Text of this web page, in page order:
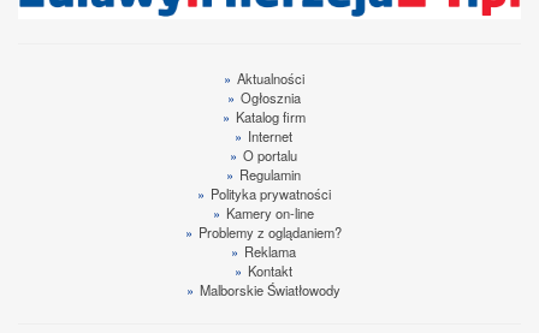
» Aktualności
» Ogłosznia
» Katalog firm
» Internet
» O portalu
» Regulamin
» Polityka prywatności
» Kamery on-line
» Problemy z oglądaniem?
» Reklama
» Kontakt
» Malborskie Światłowody